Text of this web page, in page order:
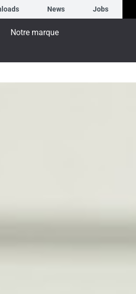
News Jobs
Notre marque